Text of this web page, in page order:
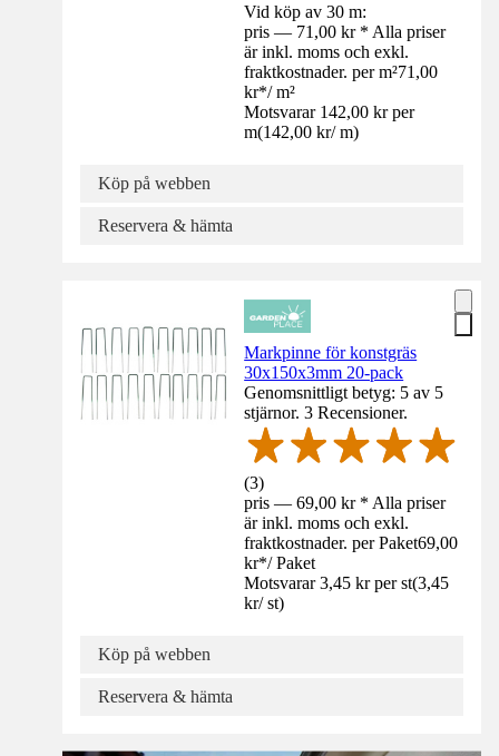
Vid köp av 30 m:
pris — 71,00 kr * Alla priser
är inkl. moms och exkl.
fraktkostnader. per m²71,00
kr*/ m²
Motsvarar 142,00 kr per
m(142,00 kr/ m)
Köp på webben
Reservera & hämta
Markpinne för konstgräs
30x150x3mm 20-pack
Genomsnittligt betyg: 5 av 5
stjärnor. 3 Recensioner.
(3)
pris — 69,00 kr * Alla priser
är inkl. moms och exkl.
fraktkostnader. per Paket69,00
kr*/ Paket
Motsvarar 3,45 kr per st(3,45
kr/ st)
Köp på webben
Reservera & hämta